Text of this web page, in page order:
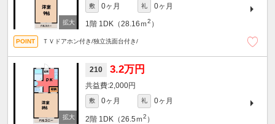
敷 0ヶ月 礼 0ヶ月
1階 1DK（28.16ｍ2 ）
ＴＶドアホン付き/独立洗面台付き/
210 3.2万円
2,000円
敷 0ヶ月 礼 0ヶ月
2階 1DK（26.5ｍ2 ）